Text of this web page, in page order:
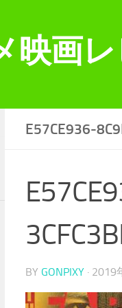
映画
E57CE936-
BY GONPIXY · 2019